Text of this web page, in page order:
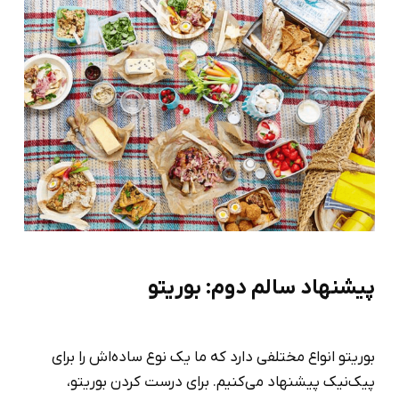
پیشنهاد سالم دوم: بوریتو
بوریتو انواع مختلفی دارد که ما یک نوع ساده‌اش را برای
پیک‌نیک پیشنهاد می‌کنیم. برای درست کردن بوریتو،